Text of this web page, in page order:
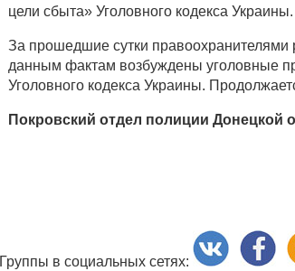
цели сбыта» Уголовного кодекса Украины.
За прошедшие сутки
данным фактам возбуждены уголовные
Уголовного кодекса Украины.
Покровский отдел полиции Донецкой
Группы в социальных сетях: